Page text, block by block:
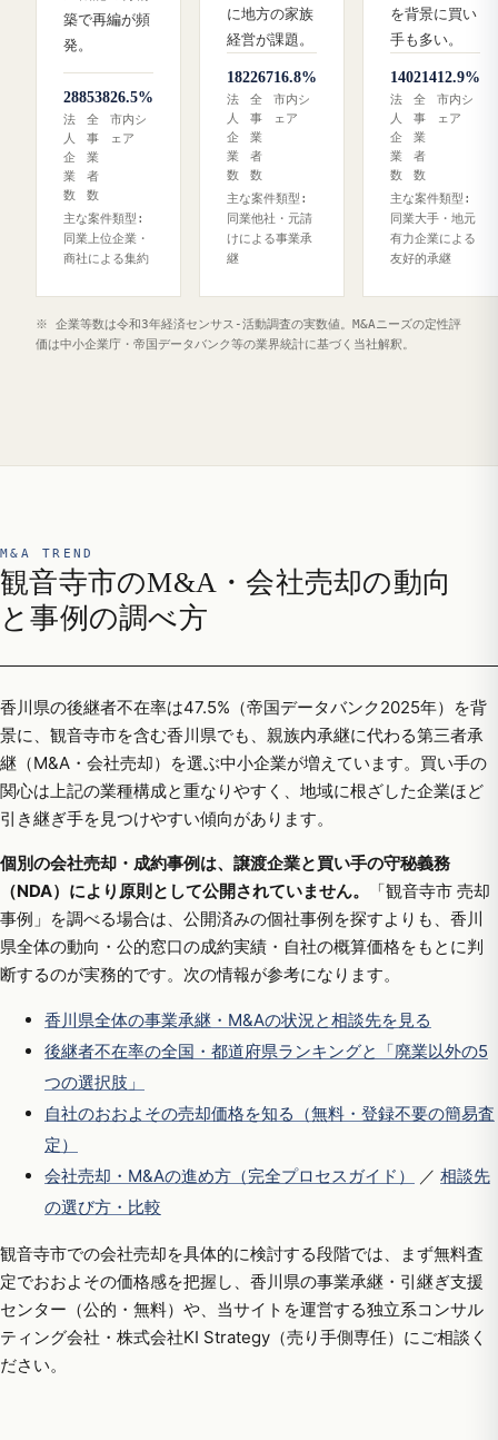
築で再編が頻
発。
288
法
人
企
業
数
538
全
事
業
者
数
26.5%
市内シ
ェア
主な案件類型:
同業上位企業・
商社による集約
に地方の家族
経営が課題。
182
法
人
企
業
数
267
全
事
業
者
数
16.8%
市内シ
ェア
主な案件類型:
同業他社・元請
けによる事業承
継
を背景に買い
手も多い。
140
法
人
企
業
数
214
全
事
業
者
数
12.9%
市内シ
ェア
主な案件類型:
同業大手・地元
有力企業による
友好的承継
※ 企業等数は令和3年経済センサス‐活動調査の実数値。M&Aニーズの定性評
価は中小企業庁・帝国データバンク等の業界統計に基づく当社解釈。
M&A TREND
観音寺市のM&A・会社売却の動向
と事例の調べ方
香川県の後継者不在率は47.5%（帝国データバンク2025年）を背
景に、観音寺市を含む香川県でも、親族内承継に代わる第三者承
継（M&A・会社売却）を選ぶ中小企業が増えています。買い手の
関心は上記の業種構成と重なりやすく、地域に根ざした企業ほど
引き継ぎ手を見つけやすい傾向があります。
個別の会社売却・成約事例は、譲渡企業と買い手の守秘義務
（NDA）により原則として公開されていません。
「観音寺市 売却
事例」を調べる場合は、公開済みの個社事例を探すよりも、香川
県全体の動向・公的窓口の成約実績・自社の概算価格をもとに判
断するのが実務的です。次の情報が参考になります。
香川県全体の事業承継・M&Aの状況と相談先を見る
後継者不在率の全国・都道府県ランキングと「廃業以外の5
つの選択肢」
自社のおおよその売却価格を知る（無料・登録不要の簡易査
定）
会社売却・M&Aの進め方（完全プロセスガイド）
／ 相談先
の選び方・比較
観音寺市での会社売却を具体的に検討する段階では、まず無料査
定でおおよその価格感を把握し、香川県の事業承継・引継ぎ支援
センター（公的・無料）や、当サイトを運営する独立系コンサル
ティング会社・株式会社KI Strategy（売り手側専任）にご相談く
ださい。